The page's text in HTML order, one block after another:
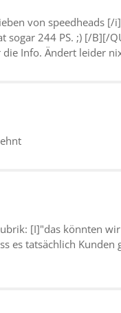
von speedheads [/
sogar 244 PS. ;) [/B][/
Info. Ändert leider
[I]"das könnten
es tatsächlich Kunden